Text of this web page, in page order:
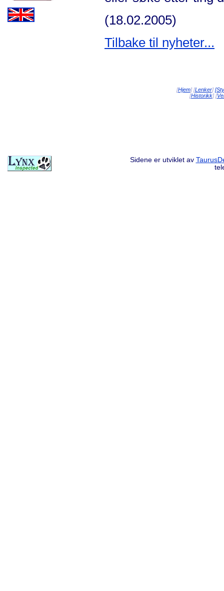
(18.02.2005)
Tilbake til nyheter...
[Hjem] [Lenker]
[Historikk] [
Sidene er utviklet av